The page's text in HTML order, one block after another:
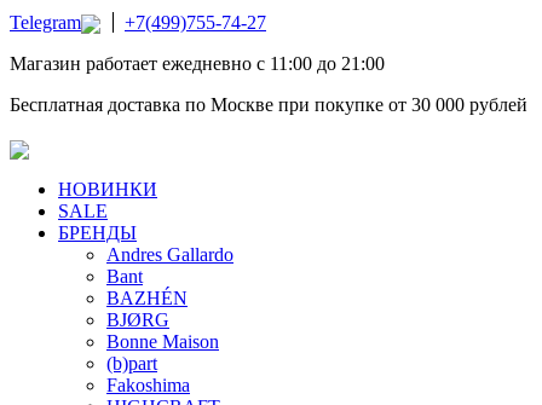
Telegram
+7(499)755-74-27
Магазин работает ежедневно с 11:00 до 21:00
Бесплатная доставка по Москве при покупке от 30 000 рублей
НОВИНКИ
SALE
БРЕНДЫ
Andres Gallardo
Bant
BAZHÉN
BJØRG
Bonne Maison
(b)part
Fakoshima